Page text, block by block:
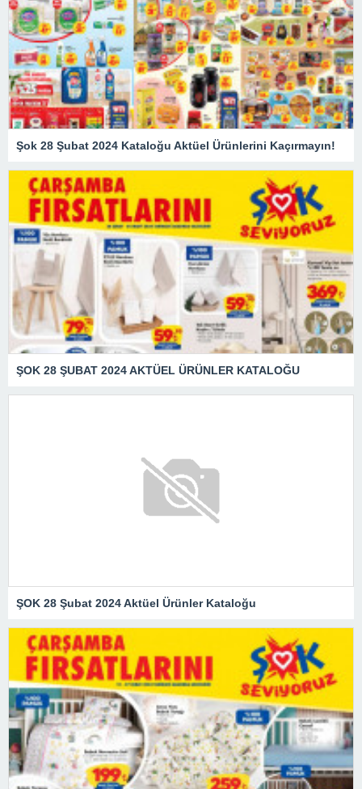
Şok 28 Şubat 2024 Kataloğu Aktüel Ürünlerini Kaçırmayın!
ŞOK 28 ŞUBAT 2024 AKTÜEL ÜRÜNLER KATALOĞU
ŞOK 28 Şubat 2024 Aktüel Ürünler Kataloğu